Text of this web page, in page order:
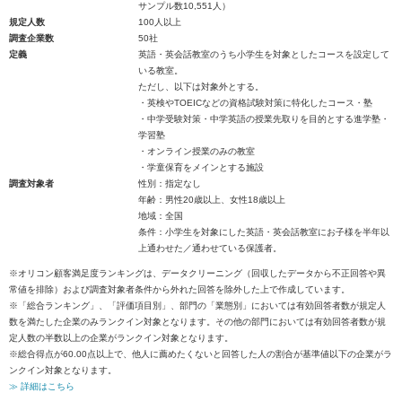
サンプル数10,551人）
規定人数
100人以上
調査企業数
50社
定義
英語・英会話教室のうち小学生を対象としたコースを設定して
いる教室。
ただし、以下は対象外とする。
・英検やTOEICなどの資格試験対策に特化したコース・塾
・中学受験対策・中学英語の授業先取りを目的とする進学塾・
学習塾
・オンライン授業のみの教室
・学童保育をメインとする施設
調査対象者
性別：指定なし
年齢：男性20歳以上、女性18歳以上
地域：全国
条件：小学生を対象にした英語・英会話教室にお子様を半年以
上通わせた／通わせている保護者。
※オリコン顧客満足度ランキングは、データクリーニング（回収したデータから不正回答や異
常値を排除）および調査対象者条件から外れた回答を除外した上で作成しています。
※「総合ランキング」、「評価項目別」、部門の「業態別」においては有効回答者数が規定人
数を満たした企業のみランクイン対象となります。その他の部門においては有効回答者数が規
定人数の半数以上の企業がランクイン対象となります。
※総合得点が60.00点以上で、他人に薦めたくないと回答した人の割合が基準値以下の企業がラ
ンクイン対象となります。
≫ 詳細はこちら